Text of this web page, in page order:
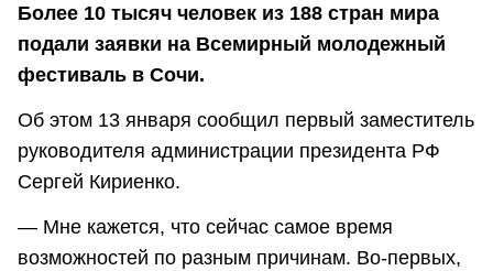
Более 10 тысяч человек из 188 стран мира
подали заявки на Всемирный молодежный
фестиваль в Сочи.
Об этом 13 января сообщил первый заместитель
руководителя администрации президента РФ
Сергей Кириенко.
— Мне кажется, что сейчас самое время
возможностей по разным причинам. Во-первых,